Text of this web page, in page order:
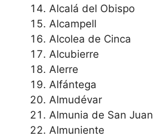
Alcalá del Obispo
Alcampell
Alcolea de Cinca
Alcubierre
Alerre
Alfántega
Almudévar
Almunia de San Juan
Almuniente